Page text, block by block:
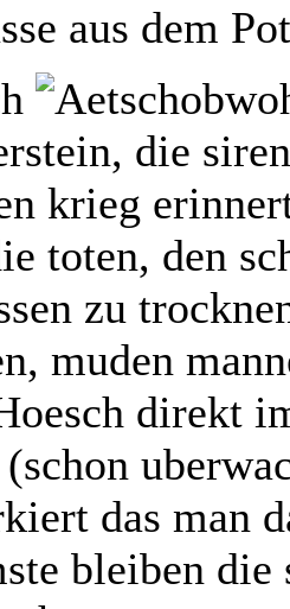
aus dem
die
krieg
toten, den
zu
muden
direkt
das man
bleiben